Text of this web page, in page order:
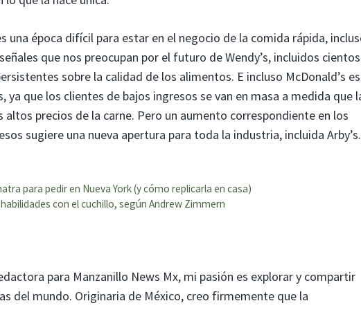
una época difícil para estar en el negocio de la comida rápida,
que nos preocupan por el futuro de Wendy’s, incluidos cientos
sobre la calidad de los alimentos. E incluso McDonald’s
que los clientes de bajos ingresos se van en masa a medida que
altos precios de la carne. Pero un aumento correspondiente en los
sugiere una nueva apertura para toda la industria, incluida Arby’s.
para pedir en Nueva York (y cómo replicarla en casa)
con el cuchillo, según Andrew Zimmern
para Manzanillo News Mx, mi pasión es explorar y compartir
del mundo. Originaria de México, creo firmemente que la